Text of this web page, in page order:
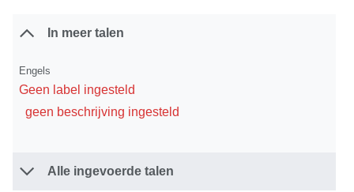
In meer talen
Engels
Geen label ingesteld
geen beschrijving ingesteld
Alle ingevoerde talen